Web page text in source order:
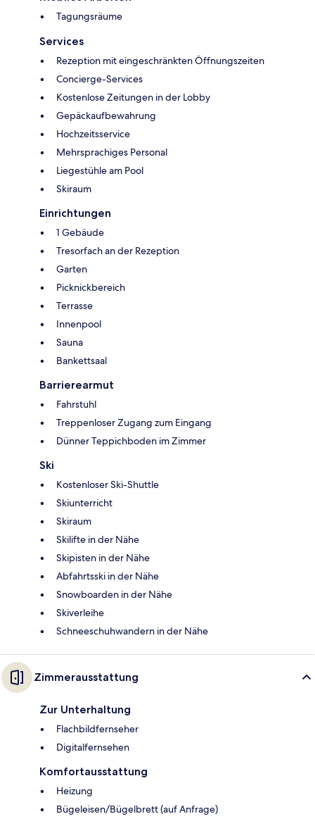
Tagungsräume
Services
Rezeption mit eingeschränkten Öffnungszeiten
Concierge-Services
Kostenlose Zeitungen in der Lobby
Gepäckaufbewahrung
Hochzeitsservice
Mehrsprachiges Personal
Liegestühle am Pool
Skiraum
Einrichtungen
1 Gebäude
Tresorfach an der Rezeption
Garten
Picknickbereich
Terrasse
Innenpool
Sauna
Bankettsaal
Barrierearmut
Fahrstuhl
Treppenloser Zugang zum Eingang
Dünner Teppichboden im Zimmer
Ski
Kostenloser Ski-Shuttle
Skiunterricht
Skiraum
Skilifte in der Nähe
Skipisten in der Nähe
Abfahrtsski in der Nähe
Snowboarden in der Nähe
Skiverleihe
Schneeschuhwandern in der Nähe
Zimmerausstattung
Zur Unterhaltung
Flachbildfernseher
Digitalfernsehen
Komfortausstattung
Heizung
Bügeleisen/Bügelbrett (auf Anfrage)